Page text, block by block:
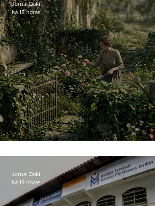
Jornal Daki
há 18 horas
Jornal Daki
há 19 horas